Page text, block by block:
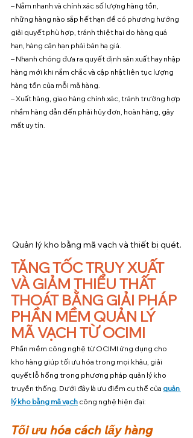
– Nắm nhanh và chính xác số lượng hàng tồn,
những hàng nào sắp hết hạn để có phương hướng
giải quyết phù hợp, tránh thiệt hại do hàng quá
hạn, hàng cận hạn phải bán hạ giá.
– Nhanh chóng đưa ra quyết định sản xuất hay nhập
hàng mới khi nắm chắc và cập nhật liên tục lượng
hàng tồn của mỗi mã hàng.
– Xuất hàng, giao hàng chính xác, tránh trường hợp
nhầm hàng dẫn đến phải hủy đơn, hoàn hàng, gây
mất uy tín.
Quản lý kho bằng mã vạch và thiết bị quét.
TĂNG TỐC TRUY XUẤT
VÀ GIẢM THIỂU THẤT
THOÁT BẰNG GIẢI PHÁP
PHẦN MỀM QUẢN LÝ
MÃ VẠCH TỪ OCIMI
Phần mềm công nghệ từ OCIMI ứng dụng cho
kho hàng giúp tối ưu hóa trong mọi khâu, giải
quyết lỗ hổng trong phương pháp quản lý kho
truyền thống. Dưới đây là ưu điểm cụ thể của quản
lý kho bằng mã vạch công nghệ hiện đại:
Tối ưu hóa cách lấy hàng